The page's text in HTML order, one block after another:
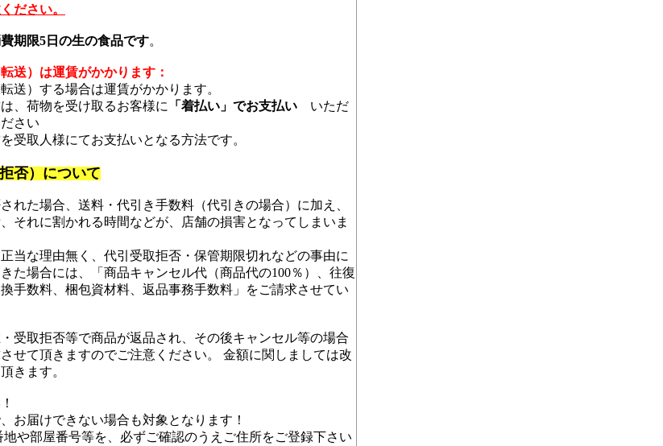
ださい。
期限5日の生の食品です。
送）は運賃がかかります：
送）する場合は運賃がかかります。
、荷物を受け取るお客様に
「着払い」でお支払い いただ
さい
受取人様にてお支払いとなる方法です。
否）について
れた場合、送料・代引き手数料（代引きの場合）に加え、
それに割かれる時間などが、店舗の損害となってしまいま
当な理由無く、代引受取拒否・保管期限切れなどの事由に
た場合には、「商品キャンセル代（商品代の100％）、往復
手数料、梱包資材料、返品事務手数料」をご請求させてい
受取拒否等で商品が返品され、その後キャンセル等の場合
せて頂きますのでご注意ください。 金額に関しましては改
きます。
お届けできない場合も対象となります！
や部屋番号等を、必ずご確認のうえご住所をご登録下さい